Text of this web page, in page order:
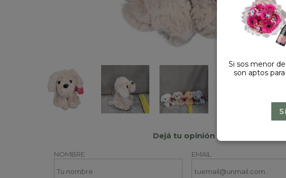
Dejá tu opinión
NOMBRE EMAIL
Si sos menor
son aptos